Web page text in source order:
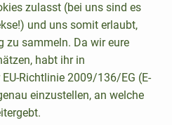
Bio Mare Atlantischer
Räucherlachs Aufschnitt
(75g)
89,20 € /1kg
Stück
zulasst (bei uns sind es
und uns somit erlaubt,
zu sammeln. Da wir eure
habt ihr in
Richtlinie 2009/136/EG (E-
einzustellen, an welche